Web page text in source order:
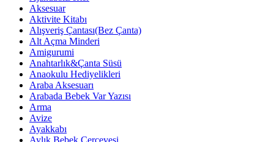
Aksesuar
Aktivite Kitabı
Alışveriş Çantası(Bez Çanta)
Alt Açma Minderi
Amigurumi
Anahtarlık&Çanta Süsü
Anaokulu Hediyelikleri
Araba Aksesuarı
Arabada Bebek Var Yazısı
Arma
Avize
Ayakkabı
Aylık Bebek Çerçevesi